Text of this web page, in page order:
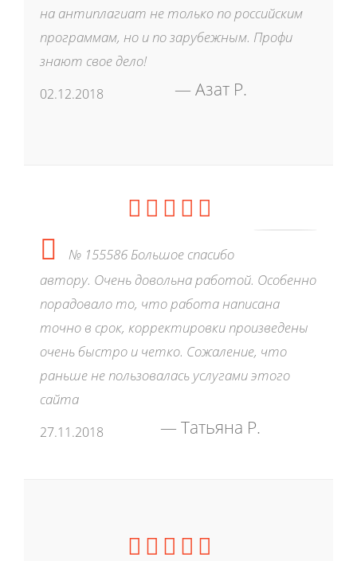
на антиплагиат не только по российским
программам, но и по зарубежным. Профи
знают свое дело!
02.12.2018 Азат Р.
№ 155586 Большое спасибо
автору. Очень довольна работой. Особенно
порадовало то, что работа написана
точно в срок, корректировки произведены
очень быстро и четко. Сожаление, что
раньше не пользовалась услугами этого
сайта
27.11.2018 Татьяна Р.